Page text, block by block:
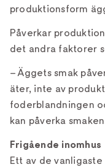
produktionsform
Påverkar
det andra faktorer
– Äggets smak
äter, inte av
foderblandningen
kan påverka
Frigående inomhus
Ett av de vanligaste